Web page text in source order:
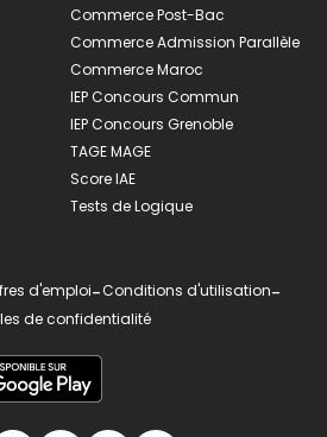
Commerce Post-Bac
Commerce Admission Parallèle
Commerce Maroc
IEP Concours Commun
IEP Concours Grenoble
TAGE MAGE
Score IAE
Tests de Logique
d'emploi-Conditions d'utilisation-
de confidentialité